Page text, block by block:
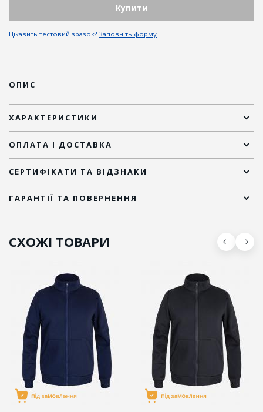
Купити
Цікавить тестовий зразок? Заповніть форму
ОПИС
ХАРАКТЕРИСТИКИ
ОПЛАТА І ДОСТАВКА
СЕРТИФІКАТИ ТА ВІДЗНАКИ
ГАРАНТІЇ ТА ПОВЕРНЕННЯ
СХОЖІ ТОВАРИ